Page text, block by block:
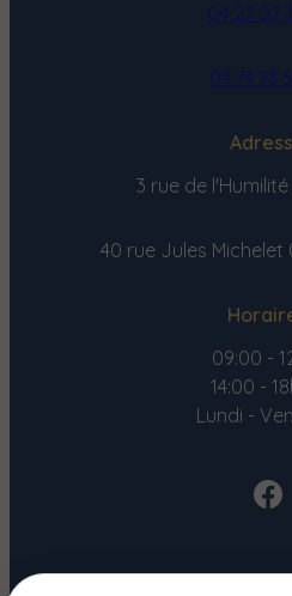
04 27 02
04 74 73
3 rue de l'Humilité
40 rue Jules Michelet
09:00 -
14:00 -
Lundi -